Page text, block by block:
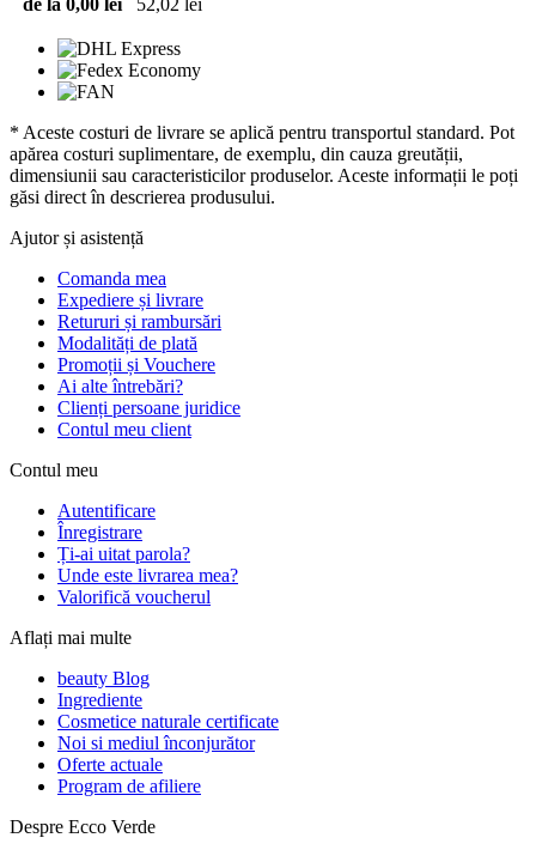
de la 0,00 lei 52,02 lei
* Aceste costuri de livrare se aplică pentru transportul standard. Pot
apărea costuri suplimentare, de exemplu, din cauza greutății,
dimensiunii sau caracteristicilor produselor. Aceste informații le poți
găsi direct în descrierea produsului.
Ajutor și asistență
Comanda mea
Expediere și livrare
Retururi și rambursări
Modalități de plată
Promoții și Vouchere
Ai alte întrebări?
Clienți persoane juridice
Contul meu client
Contul meu
Autentificare
Înregistrare
Ți-ai uitat parola?
Unde este livrarea mea?
Valorifică voucherul
Aflați mai multe
beauty Blog
Ingrediente
Cosmetice naturale certificate
Noi si mediul înconjurător
Oferte actuale
Program de afiliere
Despre Ecco Verde